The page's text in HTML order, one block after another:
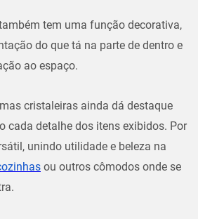
tem uma função decorativa,
do que tá na parte de dentro e
ao espaço.
cristaleiras ainda dá destaque
cada detalhe dos itens exibidos. Por
unindo utilidade e beleza na
ou outros cômodos onde se